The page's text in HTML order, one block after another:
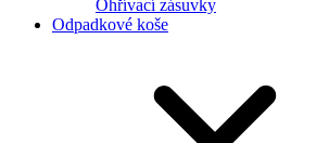
Ohřívací zásuvky
Odpadkové koše